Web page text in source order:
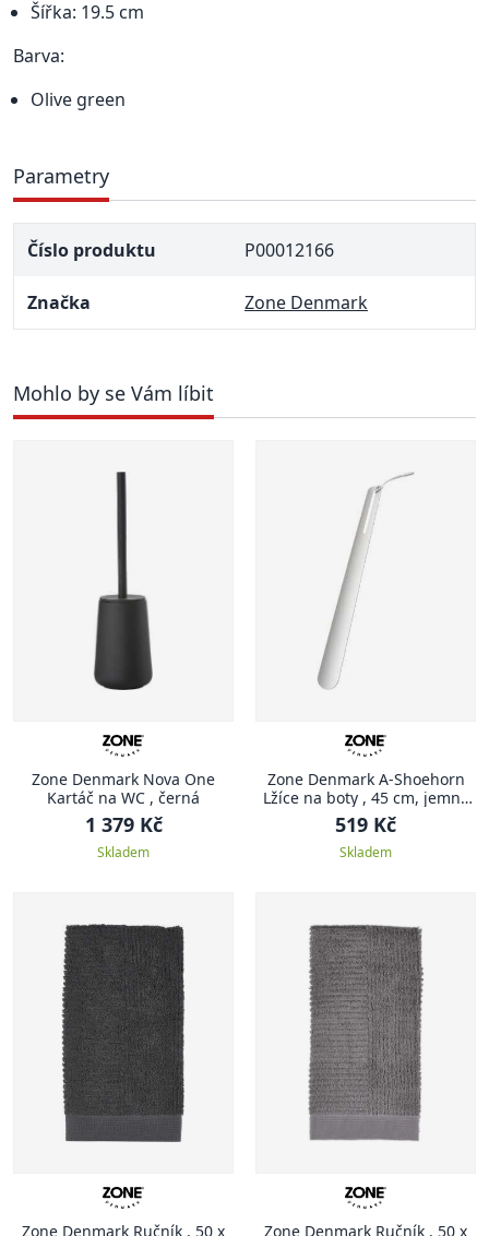
Šířka: 19.5 cm
Barva:
Olive green
Parametry
Číslo produktu P00012166
Značka Zone Denmark
Mohlo by se Vám líbit
Zone Denmark Nova One
Kartáč na WC , černá
1 379 Kč
Skladem
Zone Denmark A-Shoehorn
Lžíce na boty , 45 cm, jemně
šedá
519 Kč
Skladem
Zone Denmark Ručník , 50 x
Zone Denmark Ručník , 50 x